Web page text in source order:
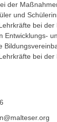
der
und
bei der
Entwicklungs-
bei der